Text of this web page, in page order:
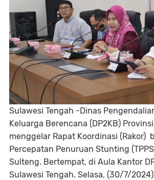
Sulawesi Tengah -Dinas
Keluarga Berencana (DP2KB)
menggelar Rapat Koordinasi (Rakor)
Percepatan Penuruan Stunting
Sulteng. Bertempat, di Aula Kantor
Sulawesi Tengah. Selasa, (30/7/